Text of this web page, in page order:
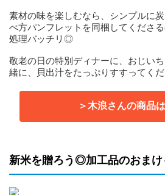
素材の味を楽しむなら、シンプルに
べ方パンフレットを同梱してくださ
処理バッチリ◎
敬老の日の特別ディナーに、おじい
緒に、貝出汁をたっぷりすすってく
＞木浪さんの商品
新米を贈ろう◎加工品のおまけ